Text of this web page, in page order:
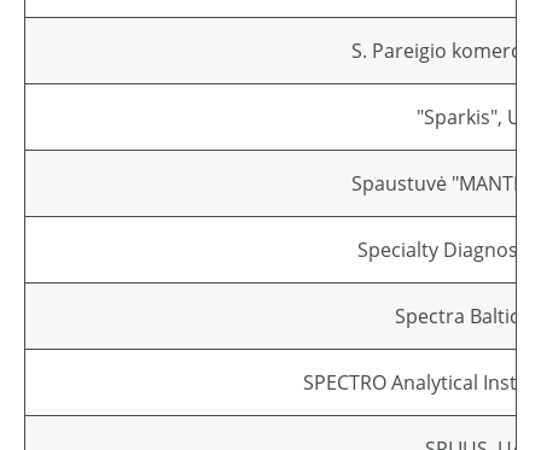
S. Pareigio
"Sparkis",
Spaustuvė
Specialty
Spectra Baltic,
SPECTRO Analytical